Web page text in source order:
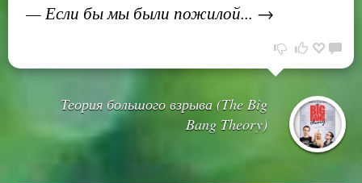
— Если бы мы были пожилой... →
Теория большого взрыва (The Big
Bang Theory)